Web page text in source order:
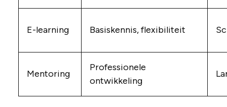
E-learning Basiskennis, flexibiliteit
Mentoring
Professionele
ontwikkeling